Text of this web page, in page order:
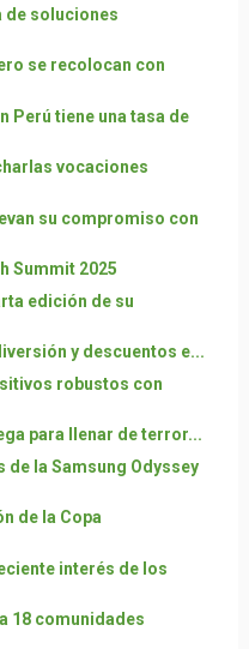
de soluciones
se recolocan con
Perú tiene una tasa de
vocaciones
su compromiso con
Summit 2025
edición de su
y descuentos e...
robustos con
para llenar de terror...
de la Samsung Odyssey
de la Copa
interés de los
18 comunidades